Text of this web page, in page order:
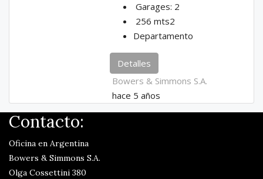
Garages: 2
256 mts2
Departamento
Detalles
Bowers & Simmons S.A.
hace 5 años
Contacto:
Oficina en Argentina
Bowers & Simmons S.A.
Olga Cossettini 380